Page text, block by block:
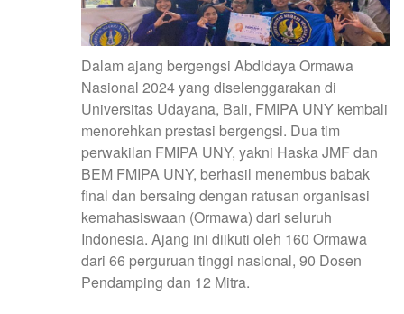
Dalam ajang bergengsi Abdidaya Ormawa
Nasional 2024 yang diselenggarakan di
Universitas Udayana, Bali, FMIPA UNY kembali
menorehkan prestasi bergengsi. Dua tim
perwakilan FMIPA UNY, yakni Haska JMF dan
BEM FMIPA UNY, berhasil menembus babak
final dan bersaing dengan ratusan organisasi
kemahasiswaan (Ormawa) dari seluruh
Indonesia. Ajang ini diikuti oleh 160 Ormawa
dari 66 perguruan tinggi nasional, 90 Dosen
Pendamping dan 12 Mitra.